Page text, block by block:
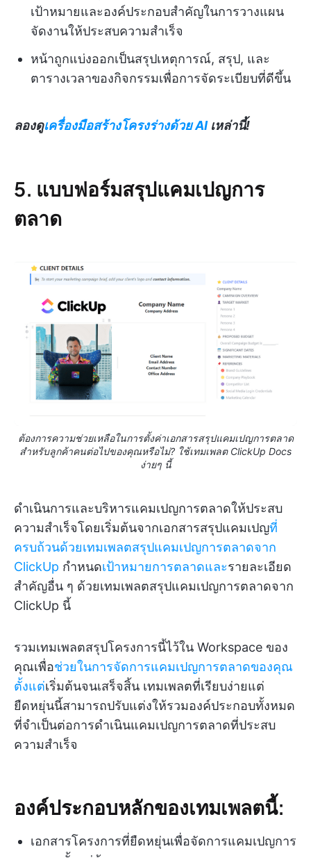
เป้าหมายและองค์ประกอบสำคัญในการวางแผน
จัดงานให้ประสบความสำเร็จ
หน้าถูกแบ่งออกเป็นสรุปเหตุการณ์, สรุป, และ
ตารางเวลาของกิจกรรมเพื่อการจัดระเบียบที่ดีขึ้น
ลองดูเครื่องมือสร้างโครงร่างด้วย AIเหล่านี้!
5. แบบฟอร์มสรุปแคมเปญการ
ตลาด
ต้องการความช่วยเหลือในการตั้งค่าเอกสารสรุปแคมเปญการตลาด
สำหรับลูกค้าคนต่อไปของคุณหรือไม่? ใช้เทมเพลต ClickUp Docs
ง่ายๆ นี้
ดำเนินการและบริหารแคมเปญการตลาดให้ประสบ
ความสำเร็จโดยเริ่มต้นจากเอกสารสรุปแคมเปญที่
ครบถ้วนด้วยเทมเพลตสรุปแคมเปญการตลาดจาก
ClickUp กำหนดเป้าหมายการตลาดและรายละเอียด
สำคัญอื่น ๆ ด้วยเทมเพลตสรุปแคมเปญการตลาดจาก
ClickUp นี้
รวมเทมเพลตสรุปโครงการนี้ไว้ใน Workspace ของ
คุณเพื่อช่วยในการจัดการแคมเปญการตลาดของคุณ
ตั้งแต่เริ่มต้นจนเสร็จสิ้น เทมเพลตที่เรียบง่ายแต่
ยืดหยุ่นนี้สามารถปรับแต่งให้รวมองค์ประกอบทั้งหมด
ที่จำเป็นต่อการดำเนินแคมเปญการตลาดที่ประสบ
ความสำเร็จ
องค์ประกอบหลักของเทมเพลตนี้:
เอกสารโครงการที่ยืดหยุ่นเพื่อจัดการแคมเปญการ